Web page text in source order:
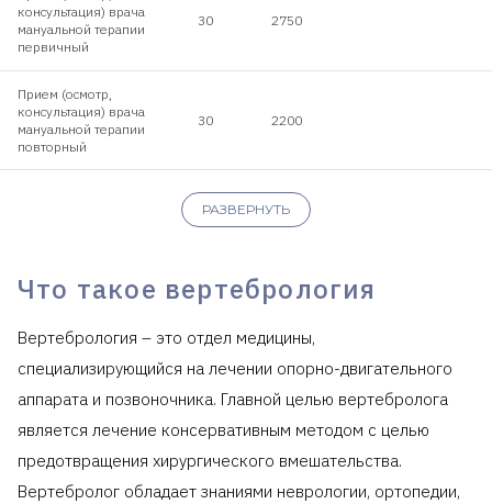
консультация) врача
мануальной терапии
первичный
30 2750
Прием (осмотр,
консультация) врача
мануальной терапии
повторный
30 2200
Клиника предоставляет справку для
вычета .
РАЗВЕРНУТЬ
Что такое вертебрология
Вертебрология – это отдел медицины,
специализирующийся на лечении опорно-двигательного
аппарата и позвоночника. Главной целью вертебролога
является лечение консервативным методом с целью
предотвращения хирургического вмешательства.
Вертебролог обладает знаниями неврологии, ортопедии,